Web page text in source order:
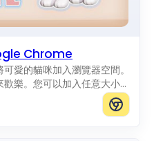
Chrome
愛的貓咪加入瀏覽器空間。
樂。您可以加入任意大小的